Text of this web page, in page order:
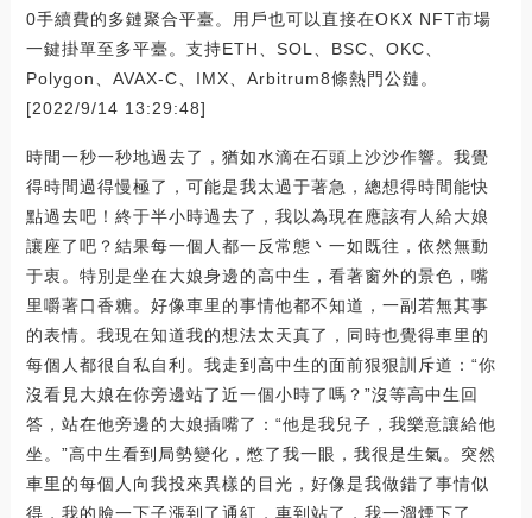
0手續費的多鏈聚合平臺。用戶也可以直接在OKX NFT市場
一鍵掛單至多平臺。支持ETH、SOL、BSC、OKC、
Polygon、AVAX-C、IMX、Arbitrum8條熱門公鏈。
[2022/9/14 13:29:48]
時間一秒一秒地過去了，猶如水滴在石頭上沙沙作響。我覺
得時間過得慢極了，可能是我太過于著急，總想得時間能快
點過去吧！終于半小時過去了，我以為現在應該有人給大娘
讓座了吧？結果每一個人都一反常態丶一如既往，依然無動
于衷。特別是坐在大娘身邊的高中生，看著窗外的景色，嘴
里嚼著口香糖。好像車里的事情他都不知道，一副若無其事
的表情。我現在知道我的想法太天真了，同時也覺得車里的
每個人都很自私自利。我走到高中生的面前狠狠訓斥道：“你
沒看見大娘在你旁邊站了近一個小時了嗎？”沒等高中生回
答，站在他旁邊的大娘插嘴了：“他是我兒子，我樂意讓給他
坐。”高中生看到局勢變化，憋了我一眼，我很是生氣。突然
車里的每個人向我投來異樣的目光，好像是我做錯了事情似
得，我的臉一下子漲到了通紅，車到站了，我一溜煙下了